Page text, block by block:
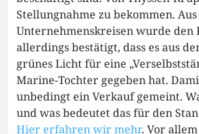
Stellungnahme zu bekommen. Aus
Unternehmenskreisen wurde den
allerdings bestätigt, dass es aus
grünes Licht für eine
Marine-Tochter gegeben hat.
unbedingt ein Verkauf gemeint.
und was bedeutet das für den
Hier erfahren wir mehr. Vor